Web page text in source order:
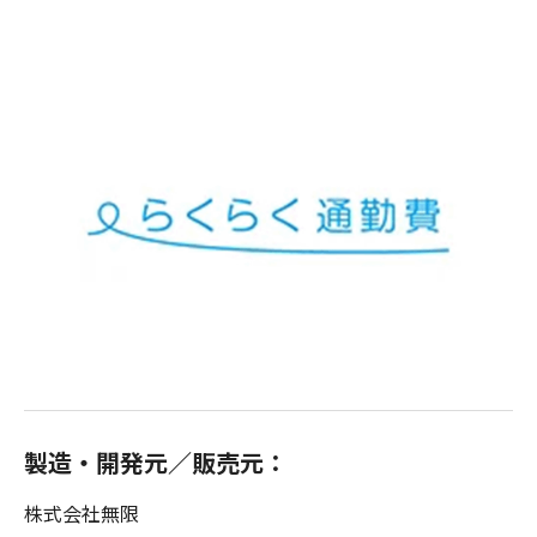
製造・開発元／販売元：
株式会社無限